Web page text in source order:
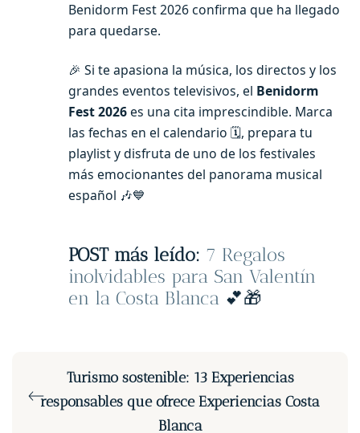
Benidorm Fest 2026 confirma que ha llegado
para quedarse.
🎉 Si te apasiona la música, los directos y los
grandes eventos televisivos, el Benidorm
Fest 2026es una cita imprescindible. Marca
las fechas en el calendario 🗓️, prepara tu
playlist y disfruta de uno de los festivales
más emocionantes del panorama musical
español 🎶💙
POST más leído: 7 Regalos
inolvidables para San Valentín
en la Costa Blanca 💕🎁
Turismo sostenible: 13 Experiencias
responsables que ofrece Experiencias Costa
Blanca